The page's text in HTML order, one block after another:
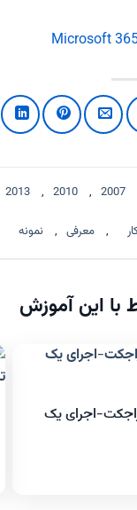
2007
,
2010
,
2013
, معرفی , نمونه
با این آموزش
اجرای یک